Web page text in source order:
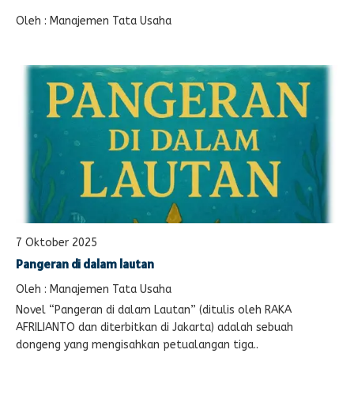
Oleh : Manajemen Tata Usaha
7 Oktober 2025
Pangeran di dalam lautan
Oleh : Manajemen Tata Usaha
Novel “Pangeran di dalam Lautan” (ditulis oleh RAKA
AFRILIANTO dan diterbitkan di Jakarta) adalah sebuah
dongeng yang mengisahkan petualangan tiga..